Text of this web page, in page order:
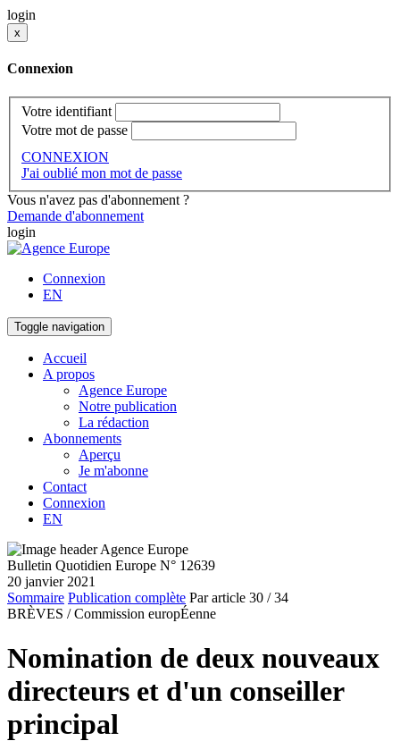
login
x
Connexion
Votre identifiant
Votre mot de passe
CONNEXION
J'ai oublié mon mot de passe
Vous n'avez pas d'abonnement ?
Demande d'abonnement
login
Connexion
EN
Toggle navigation
Accueil
A propos
Agence Europe
Notre publication
La rédaction
Abonnements
Aperçu
Je m'abonne
Contact
Connexion
EN
Bulletin Quotidien Europe N° 12639
20 janvier 2021
Sommaire Publication complète Par article 30 / 34
BRÈVES / Commission europÉenne
Nomination de deux nouveaux
directeurs et d'un conseiller
principal